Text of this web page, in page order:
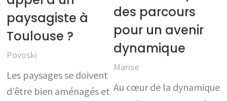
paysagiste à
Toulouse ?
Povoski
Les paysages se doivent
d’être bien aménagés et
des parcours
pour un avenir
dynamique
Marise
Au cœur de la dynamique